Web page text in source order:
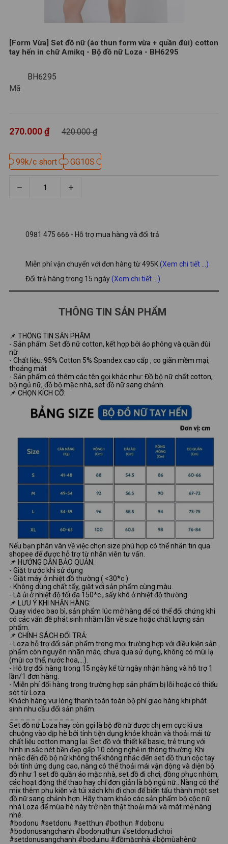
[Form Vừa] Set đồ nữ (áo thun form vừa + quần đùi) cotton
tay hến in chữ Amikq - Bộ đồ nữ Loza - BH6295
Mã:
420.000 ₫
270.000 ₫
0981 475 666 - Hỗ trợ mua hàng và đổi trả
Miễn phí vận chuyển với đơn hàng từ 495K(Xem chi tiết ...)
Đổi trả hàng trong 15 ngày(Xem chi tiết ...)
BH6295
99k/c short
99k/c short GG10S
GG10S
THÔNG TIN SẢN PHẨM
📌 THÔNG TIN SẢN PHẨM
- Sản phẩm: Set đồ nữ cotton, kết hợp bởi áo phông và quần đùi
nữ
- Chất liệu: 95% Cotton 5% Spandex cao cấp , co giãn mềm mại,
thoáng mát
- Sản phẩm có thêm các tên gọi khác như: Đồ bộ nữ chất cotton,
bộ ngủ nữ, đồ bộ mặc nhà, set đồ nữ sang chảnh.
📌 CHỌN KÍCH CỠ:
Nếu bạn phân vân về việc chọn size phù hợp có thể nhắn tin qua
shopee để được hỗ trợ từ nhân viên tư vấn.
📌 HƯỚNG DẪN BẢO QUẢN:
- Giặt trước khi sử dụng
- Giặt máy ở nhiệt đồ thường ( <30*c )
- Không dùng chất tẩy, giặt với sản phẩm cùng màu.
- Là ủi ở nhiệt độ tối đa 150*c , sấy khô ở nhiệt độ thường.
📌 LƯU Ý KHI NHẬN HÀNG:
Quay video bao bì, sản phẩm lúc mở hàng để có thể đối chứng khi
có các vấn đề phát sinh nhầm lẫn về size hoặc chất lượng sản
phẩm.
📌 CHÍNH SÁCH ĐỔI TRẢ:
- Loza hỗ trợ đổi sản phẩm trong mọi trường hợp với điều kiện sản
phẩm còn nguyên nhãn mác, chưa qua sử dụng, không có mùi lạ
(mùi cơ thể, nước hoa,...).
- Hỗ trợ đổi hàng trong 15 ngày kể từ ngày nhận hàng và hỗ trợ 1
lần/1 đơn hàng.
- Miễn phí đổi hàng trong trường hợp sản phẩm bị lỗi hoặc có thiếu
sót từ Loza.
Khách hàng vui lòng thanh toán toàn bộ phí giao hàng khi phát
sinh nhu cầu đổi sản phẩm.
Set đồ nữ Loza hay còn gọi là bộ đồ nữ được chị em cực kì ưa
chuộng vào dịp hè bởi tính tiện dụng khỏe khoẳn và thoải mái từ
chất liệu cotton mang lại. Set đồ với thiết kế basic, trẻ trung với
hình in sắc nét bền đẹp gấp 10 công nghệ in thông thường. Khi
nhắc đến đồ bộ nữ không thể không nhắc đến set đồ thun cộc tay
bởi tính ứng dụng cao, nàng có thể thoải mái vận động và diện bộ
đồ như 1 set đồ quần áo mặc nhà, set đồ đi chơi, đồng phục nhóm,
các hoạt động thể thao hay chỉ đơn giản là bộ ngủ nữ.. Nàng có thể
mix thêm phụ kiện và túi xách khi đi chơi để biến tấu thành một set
đồ nữ sang chảnh hơn. Hãy tham khảo các sản phẩm bộ cộc nữ
nhà Loza để mùa hè này trở nên thật thoải mái và mát mẻ nàng
nhé.
#bodonu #setdonu #setthun #bothun #dobonu
#bodonusangchanh #bodonuthun #setdonudichoi
#setdonusangchanh #boduinu #đồmặcnhà #bộmùahènữ